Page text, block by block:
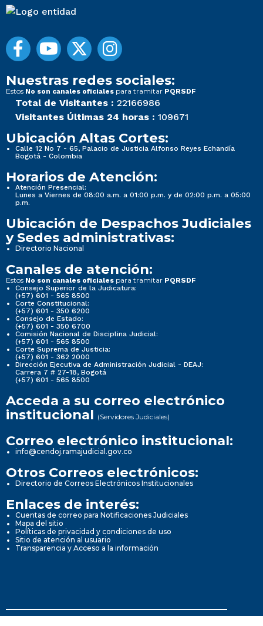
Nuestras redes sociales:
Estos No son canales oficiales para tramitar PQRSDF
Total de Visitantes : 22166986
Visitantes Últimas 24 horas : 109671
Ubicación Altas Cortes:
Calle 12 No 7 - 65, Palacio de Justicia Alfonso Reyes Echandía
Bogotá - Colombia
Horarios de Atención:
Atención Presencial:
Lunes a Viernes de 08:00 a.m. a 01:00 p.m. y de 02:00 p.m. a 05:00
p.m.
Ubicación de Despachos Judiciales
y Sedes administrativas:
Directorio Nacional
Canales de atención:
Estos No son canales oficiales para tramitar PQRSDF
Consejo Superior de la Judicatura:
(+57) 601 - 565 8500
Corte Constitucional:
(+57) 601 - 350 6200
Consejo de Estado:
(+57) 601 - 350 6700
Comisión Nacional de Disciplina Judicial:
(+57) 601 - 565 8500
Corte Suprema de Justicia:
(+57) 601 - 362 2000
Dirección Ejecutiva de Administración Judicial - DEAJ:
Carrera 7 # 27-18, Bogotá
(+57) 601 - 565 8500
Acceda a su correo electrónico
institucional (Servidores Judiciales)
Correo electrónico institucional:
info@cendoj.ramajudicial.gov.co
Otros Correos electrónicos:
Directorio de Correos Electrónicos Institucionales
Enlaces de interés:
Cuentas de correo para Notificaciones Judiciales
Mapa del sitio
Políticas de privacidad y condiciones de uso
Sitio de atención al usuario
Transparencia y Acceso a la información